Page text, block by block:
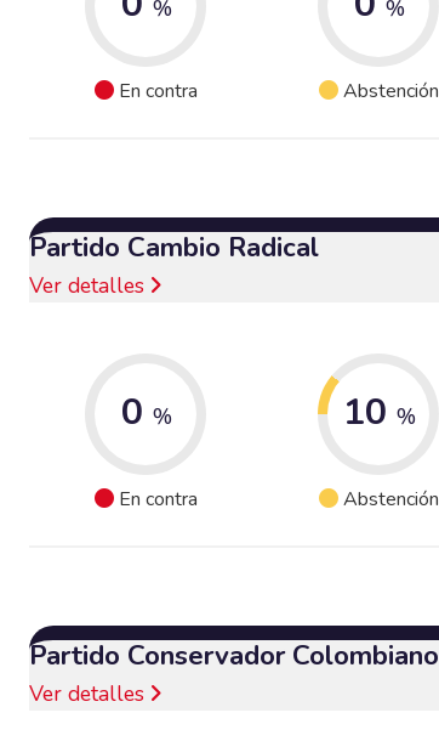
%
En contra
%
Abstención
Partido Cambio Radical
Ver detalles
0 %
En contra
10 %
Abstención
Partido Conservador Colombiano
Ver detalles